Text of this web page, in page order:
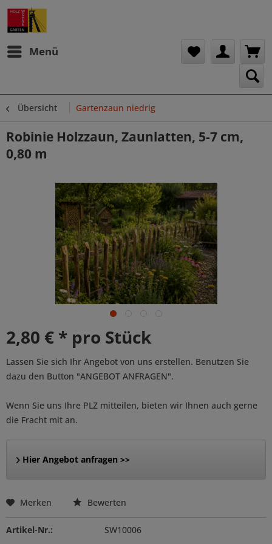
Menü
Übersicht Gartenzaun niedrig
Robinie Holzzaun, Zaunlatten, 5-7 cm,
0,80 m
2,80 € * pro Stück
Lassen Sie sich Ihr Angebot von uns erstellen. Benutzen Sie
dazu den Button "ANGEBOT ANFRAGEN".
Wenn Sie uns Ihre PLZ mitteilen, bieten wir Ihnen auch gerne
die Fracht mit an.
Hier Angebot anfragen >>
Merken Bewerten
Artikel-Nr.: SW10006